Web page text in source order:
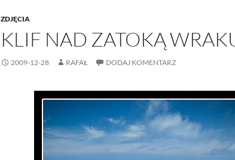
ZDJĘCIA
KLIF NAD ZATOKĄ
2009-12-28 RAFAŁ DODAJ KOMENTARZ